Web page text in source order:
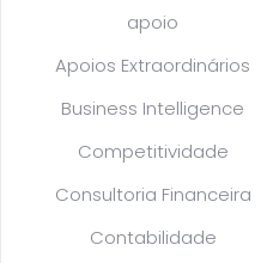
apoio
Apoios Extraordinários
Business Intelligence
Competitividade
Consultoria Financeira
Contabilidade